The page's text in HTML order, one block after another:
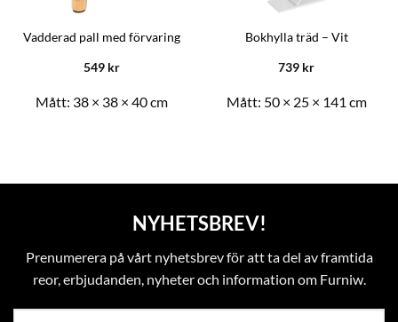
Vadderad pall med förvaring
549 kr
Mått: 38 × 38 × 40 cm
Bokhylla träd – Vit
739 kr
Mått: 50 × 25 × 141 cm
NYHETSBREV!
Prenumerera på vårt nyhetsbrev för att ta del av framtida
reor, erbjudanden, nyheter och information om Furniw.